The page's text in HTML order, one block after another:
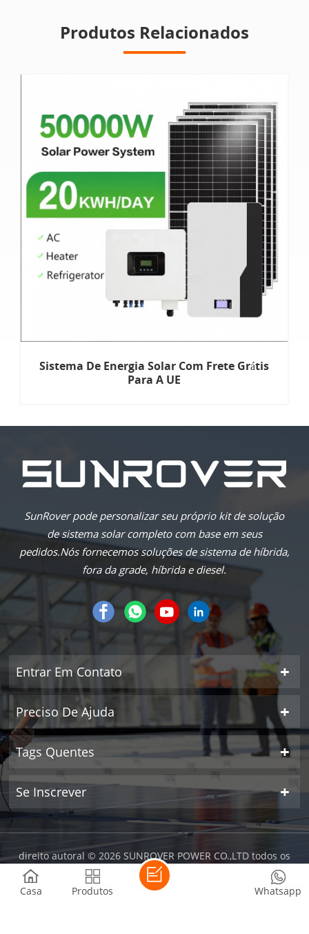
Produtos Relacionados
Sistema De Energia Solar Com Frete Grátis
Para A UE
SunRover pode personalizar seu próprio kit de solução
de sistema solar completo com base em seus
pedidos.Nós fornecemos soluções de sistema de híbrida,
fora da grade, híbrida e diesel.
Entrar Em Contato
Preciso De Ajuda
Tags Quentes
Se Inscrever
direito autoral © 2026 SUNROVER POWER CO.,LTD todos os
direitos reservados.
| rede ipv6 suportada
Casa
Produtos Whatsapp